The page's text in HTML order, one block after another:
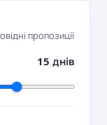
пропозиції
15 днів